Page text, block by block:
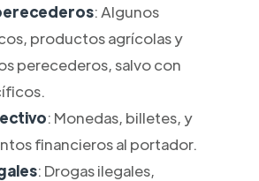
: Algunos
productos agrícolas y
perecederos, salvo con
: Monedas, billetes, y
financieros al portador.
: Drogas ilegales,